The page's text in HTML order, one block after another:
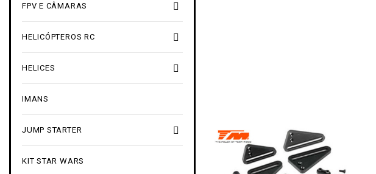

FPV E CÂMARAS

HELICÓPTEROS RC

HELICES
IMANS

JUMP STARTER
KIT STAR WARS